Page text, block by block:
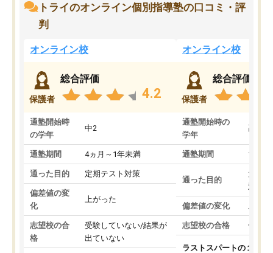
トライのオンライン個別指導塾の口コミ・評
判
オンライン校
保護者
総合評価
4.2
通塾開始時
の学年
中2
通塾期間 4ヵ月～1年未満
通った目的 定期テスト対策
偏差値の変
化
上がった
志望校の合
格
受験していない/結果が
出ていない
オンライン校
保護者
総合評価
通塾開始時の
学年
高3
通塾期間 1～3
通った目的
大学
対策
偏差値の変化
志望校の合格 合格
ラストスパートの１か月